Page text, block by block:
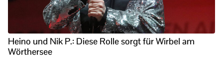
Heino und Nik P.: Diese Rolle sorgt für Wirbel am
Wörthersee